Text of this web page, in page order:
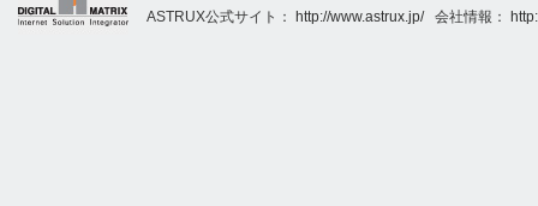
ASTRUX公式サイト：
http://www.astrux.jp/会社情報：